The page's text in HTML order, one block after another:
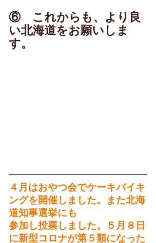
⑥　これからも、より良
い北海道をお願いしま
す。
４月はおやつ会でケーキバイキ
ングを開催しました。また北海
道知事選挙にも
参加し投票しました。５月８日
に新型コロナが第５類になった